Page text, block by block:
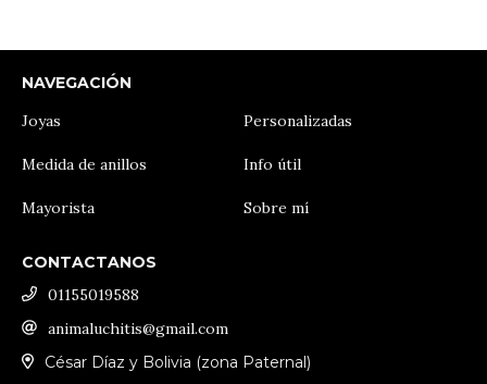
NAVEGACIÓN
Joyas
Personalizadas
Medida de anillos Info útil
Mayorista Sobre mí
CONTACTANOS
01155019588
animaluchitis@gmail.com
César Díaz y Bolivia (zona Paternal)